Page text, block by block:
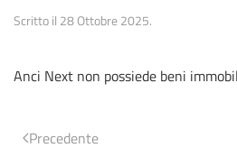
Scritto il 28 Ottobre 2025.
Anci Next non possiede beni
Precedente